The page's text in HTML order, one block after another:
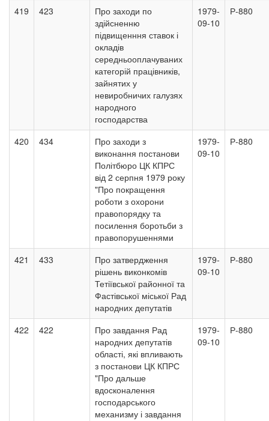
419 423
Про заходи по
здійсненню
підвищенння ставок і
окладів
середньооплачуваних
категорій працівників,
зайнятих у
невиробничих галузях
народного
господарства
1979-
09-10
Р-880
420 434
Про заходи з
виконання постанови
Політбюро ЦК КПРС
від 2 серпня 1979 року
"Про покращення
роботи з охорони
правопорядку та
посилення боротьби з
правопорушеннями
1979-
09-10
Р-880
421 433
Про затвердження
рішень виконкомів
Тетіївської районної та
Фастівської міської Рад
народних депутатів
1979-
09-10
Р-880
422 422
Про завдання Рад
народних депутатів
області, які впливають
з постанови ЦК КПРС
"Про дальше
вдосконалення
господарського
механизму і завдання
1979-
09-10
Р-880